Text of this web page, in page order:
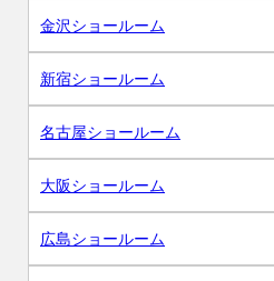
金沢ショールーム
新宿ショールーム
名古屋ショールーム
大阪ショールーム
広島ショールーム